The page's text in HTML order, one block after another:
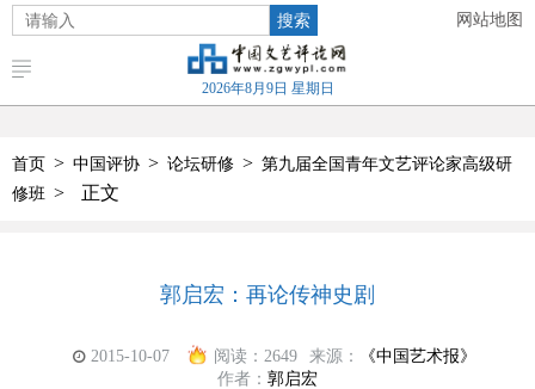
搜索 网站地图
2026年8月9日 星期日
首页 > 中国评协 > 论坛研修 > 第九届全国青年文艺评论家高级研
修班 > 正文
郭启宏：再论传神史剧
2015-10-07 阅读： 2649 来源：
《中国艺术报》
作者： 郭启宏